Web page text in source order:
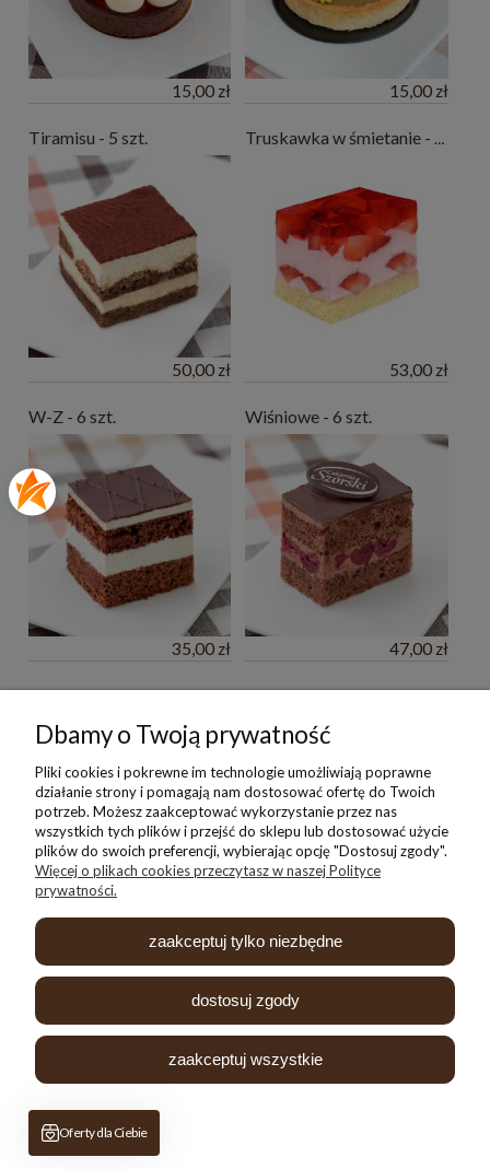
15,00 zł 15,00 zł
Tiramisu - 5 szt.
50,00 zł
Truskawka w śmietanie - 6 szt.
53,00 zł
W-Z - 6 szt.
35,00 zł
Wiśniowe - 6 szt.
47,00 zł
Moje konto
Płatności i dostawa
Informacje
O nas
Dbamy o Twoją prywatność
Pliki cookies i pokrewne im technologie umożliwiają poprawne
działanie strony i pomagają nam dostosować ofertę do Twoich
potrzeb. Możesz zaakceptować wykorzystanie przez nas
wszystkich tych plików i przejść do sklepu lub dostosować użycie
plików do swoich preferencji, wybierając opcję "Dostosuj zgody".
Więcej o plikach cookies przeczytasz w naszej Polityce
prywatności.
zaakceptuj tylko niezbędne
dostosuj zgody
zaakceptuj wszystkie